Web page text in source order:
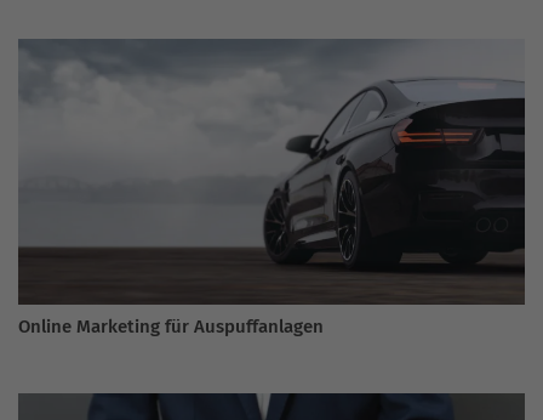
Online Marketing für Auspuffanlagen